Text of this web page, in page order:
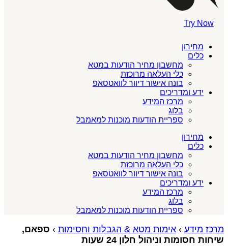
Try Now
מחירון
כלים
מחשבון מחיר הודעות במטא
כלי העלאה מרוכזת
בונה אישור דיוור לוואטסאפ
ידע ומדריכים
מרכז המידע
בלוג
ספריית הודעות מוכנות למאמבל
מחירון
כלים
מחשבון מחיר הודעות במטא
כלי העלאה מרוכזת
בונה אישור דיוור לוואטסאפ
ידע ומדריכים
מרכז המידע
בלוג
ספריית הודעות מוכנות למאמבל
מרכז מידע › אימות מטא & הגבלות וחסימות › ספאם,
שיחות חסומות וניהול חלון 24 שעות